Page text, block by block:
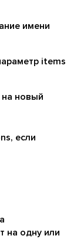
имени
items
новый
если
на одну или